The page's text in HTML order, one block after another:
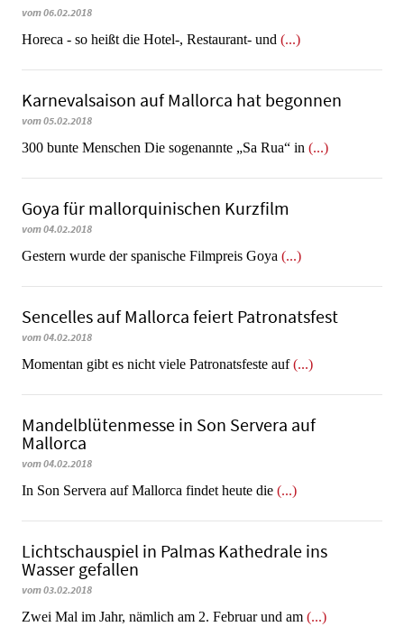
vom 06.02.2018
Horeca - so heißt die Hotel-, Restaurant- und (...)
Karnevalsaison auf Mallorca hat begonnen
vom 05.02.2018
300 bunte Menschen Die sogenannte „Sa Rua“ in (...)
Goya für mallorquinischen Kurzfilm
vom 04.02.2018
Gestern wurde der spanische Filmpreis Goya (...)
Sencelles auf Mallorca feiert Patronatsfest
vom 04.02.2018
Momentan gibt es nicht viele Patronatsfeste auf(...)
Man­del­blü­ten­mes­se in Son Servera auf
Mallorca
vom 04.02.2018
In Son Servera auf Mallorca findet heute die (...)
Lichtschauspiel in Palmas Kathedrale ins
Wasser gefallen
vom 03.02.2018
Zwei Mal im Jahr, nämlich am 2. Februar und am (...)